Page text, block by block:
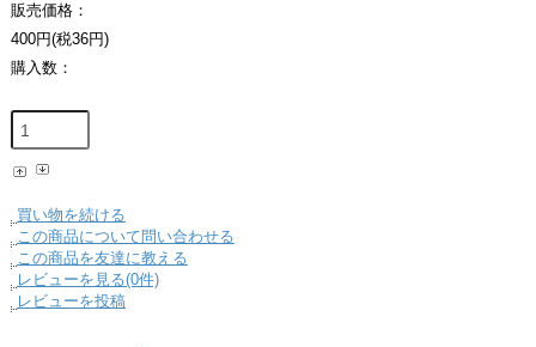
販売価格：
400円(税36円)
購入数：
買い物を続ける
この商品について問い合わせる
この商品を友達に教える
レビューを見る(0件)
レビューを投稿